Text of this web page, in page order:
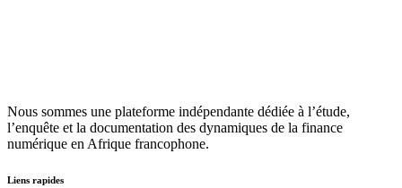
Nous sommes une plateforme indépendante dédiée à l’étude,
l’enquête et la documentation des dynamiques de la finance
numérique en Afrique francophone.
Liens rapides